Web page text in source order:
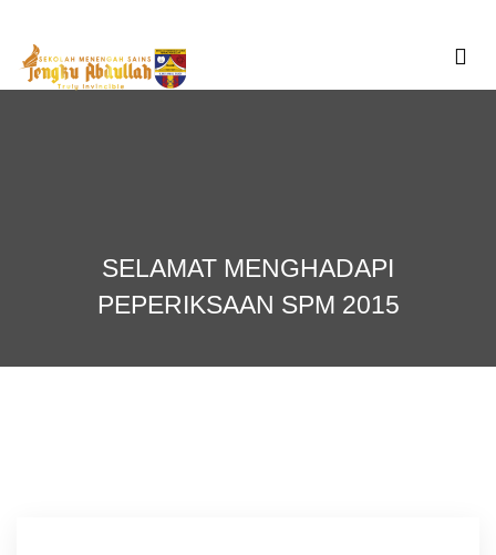
content
SELAMAT MENGHADAPI
PEPERIKSAAN SPM 2015